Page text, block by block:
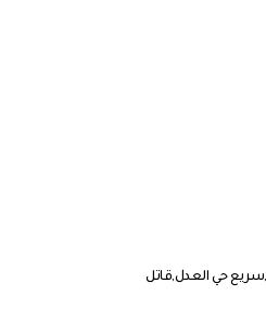
سريع حي العدلقاتل